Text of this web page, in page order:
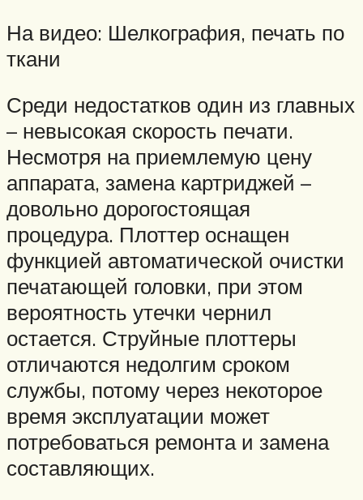
На видео: Шелкография, печать по
ткани
Среди недостатков один из главных
– невысокая скорость печати.
Несмотря на приемлемую цену
аппарата, замена картриджей –
довольно дорогостоящая
процедура. Плоттер оснащен
функцией автоматической очистки
печатающей головки, при этом
вероятность утечки чернил
остается. Струйные плоттеры
отличаются недолгим сроком
службы, потому через некоторое
время эксплуатации может
потребоваться ремонта и замена
составляющих.